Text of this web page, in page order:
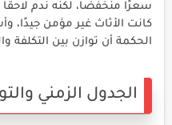
سعرًا منخفضًا، لكنه ندم
كانت الأثاث غير مؤمن
الحكمة أن توازن بين التكلفة
الجدول الزمني